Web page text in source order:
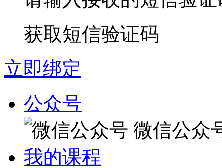
获取短信验证码
立即绑定
公众号
微信公众
我的课程